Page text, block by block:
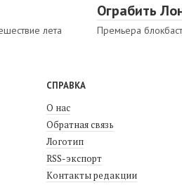
лета
Ограбить
Премьера
СПРАВКА
О нас
Обратная связь
Логотип
RSS-экспорт
Контакты редакции